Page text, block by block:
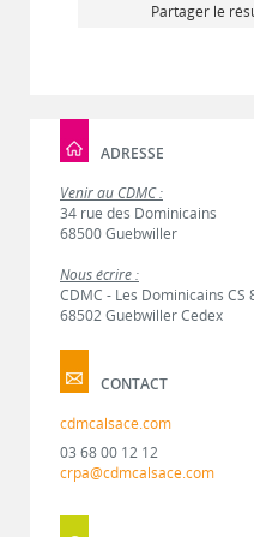
Partager le
ADRESSE
Venir au CDMC :
34 rue des Dominicains
68500 Guebwiller
Nous écrire :
CDMC - Les Dominicains CS
68502 Guebwiller Cedex
CONTACT
cdmcalsace.com
03 68 00 12 12
crpa@cdmcalsace.com